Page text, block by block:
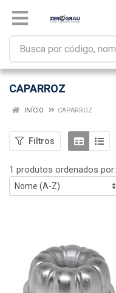
CAPARROZ
INÍCIO CAPARROZ
Filtros
1 produtos ordenados por: